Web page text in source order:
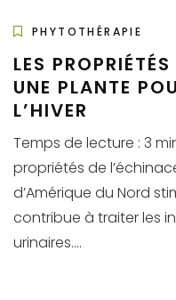
PHYTOTHÉRAPIE
LES
UNE PLANTE
L’HIVER
Temps de lecture : 3
propriétés de
d’Amérique du Nord
contribue à traiter les
urinaires....